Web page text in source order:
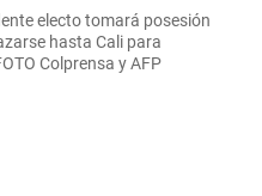
electo tomará posesión
hasta Cali para
Colprensa y AFP